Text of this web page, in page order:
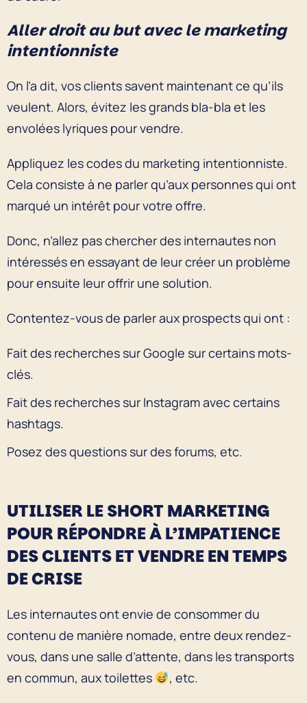
Aller droit au but avec le marketing
intentionniste
On l’a dit, vos clients savent maintenant ce qu’ils
veulent. Alors, évitez les grands bla-bla et les
envolées lyriques pour vendre.
Appliquez les codes du marketing intentionniste.
Cela consiste à ne parler qu’aux personnes qui ont
marqué un intérêt pour votre offre.
Donc, n’allez pas chercher des internautes non
intéressés en essayant de leur créer un problème
pour ensuite leur offrir une solution.
Contentez-vous de parler aux prospects qui ont :
Fait des recherches sur Google sur certains mots-
clés.
Fait des recherches sur Instagram avec certains
hashtags.
Posez des questions sur des forums, etc.
UTILISER LE SHORT MARKETING
POUR RÉPONDRE À L’IMPATIENCE
DES CLIENTS ET VENDRE EN TEMPS
DE CRISE
Les internautes ont envie de consommer du
contenu de manière nomade, entre deux rendez-
vous, dans une salle d’attente, dans les transports
en commun, aux toilettes
, etc.